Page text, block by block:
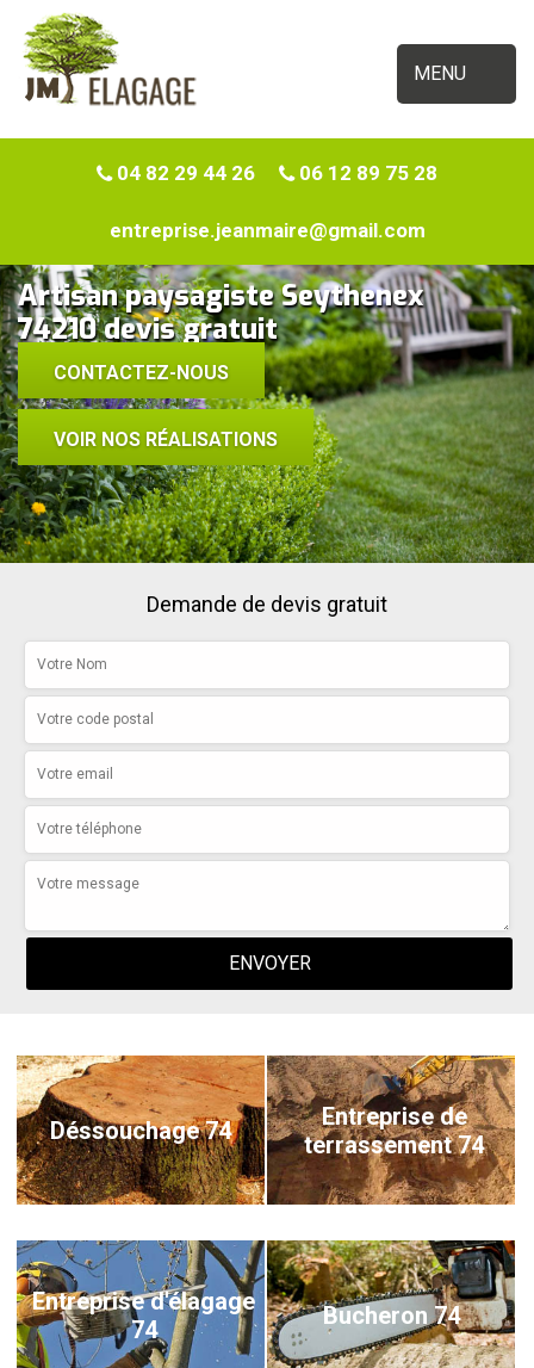
MENU
04 82 29 44 26 06 12 89 75 28
entreprise.jeanmaire@gmail.com
Artisan paysagiste Seythenex
74210 devis gratuit
CONTACTEZ-NOUS
VOIR NOS RÉALISATIONS
Demande de devis gratuit
Déssouchage 74
Entreprise de
terrassement 74
Entreprise d'élagage
74
Bucheron 74